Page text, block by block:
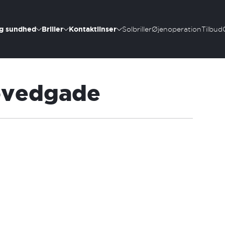
sundhed Briller Kontaktlinser SolbrillerØjenoperationTilbud